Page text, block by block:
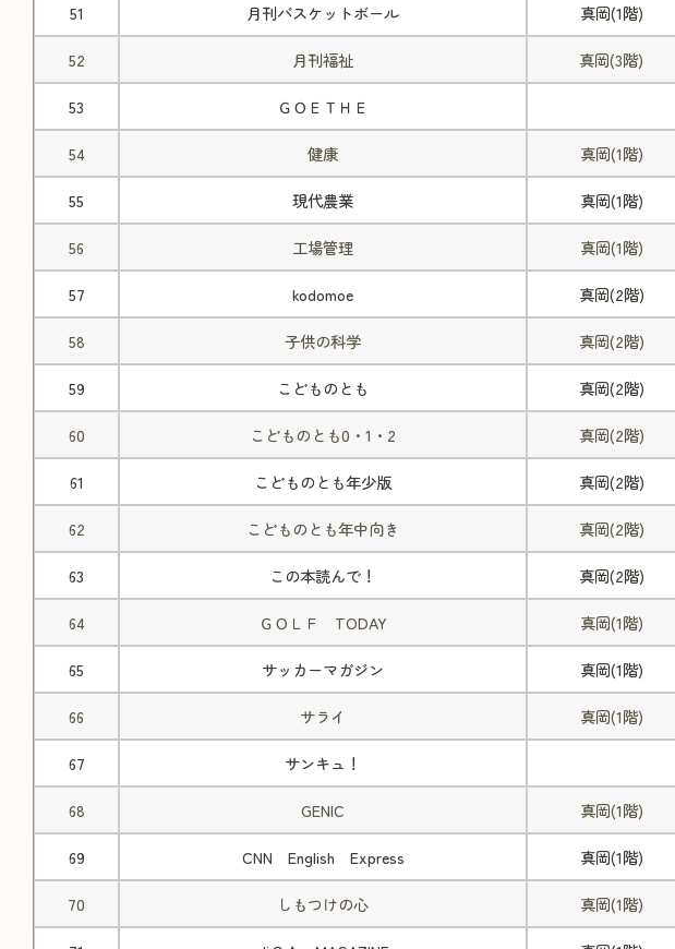
51 月刊バスケットボール 真岡(1階)
52 月刊福祉 真岡(3階)
53 ＧＯＥＴＨＥ
54 健康 真岡(1階)
55 現代農業 真岡(1階)
56 工場管理 真岡(1階)
57 kodomoe 真岡(2階)
58 子供の科学 真岡(2階)
59 こどものとも 真岡(2階)
60 こどものとも0・1・2 真岡(2階)
61 こどものとも年少版 真岡(2階)
62 こどものとも年中向き 真岡(2階)
63 この本読んで！ 真岡(2階)
64 ＧＯＬＦ TODAY 真岡(1階)
65 サッカーマガジン 真岡(1階)
66 サライ 真岡(1階)
67 サンキュ！
68 GENIC 真岡(1階)
69 CNN English Express 真岡(1階)
70 しもつけの心 真岡(1階)